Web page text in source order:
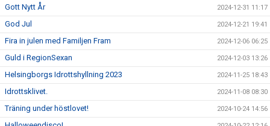
Gott Nytt År 2024-12-31 11:17
God Jul 2024-12-21 19:41
Fira in julen med Familjen Fram 2024-12-06 06:25
Guld i RegionSexan 2024-12-03 13:26
Helsingborgs Idrottshyllning 2023 2024-11-25 18:43
Idrottsklivet. 2024-11-08 08:30
Träning under höstlovet! 2024-10-24 14:56